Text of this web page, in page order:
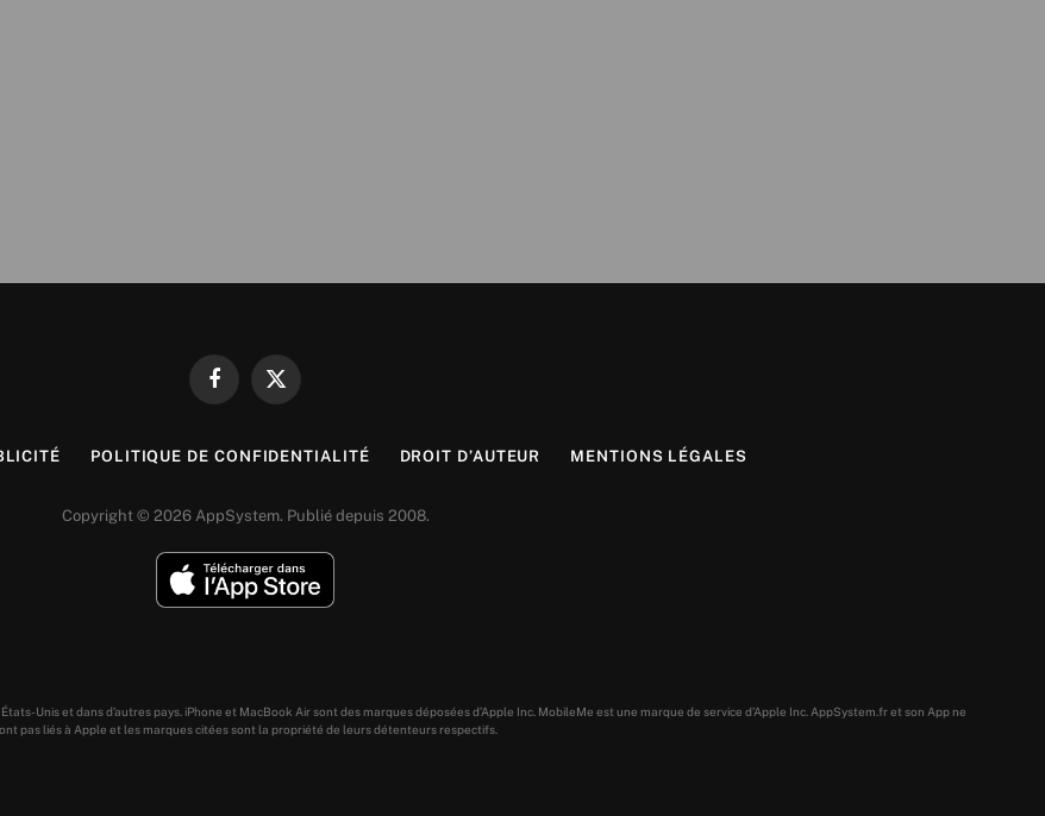
FacebookX
POLITIQUE DE CONFIDENTIALITÉ DROIT D’AUTEUR MENTIONS LÉGALES
Copyright © 2026 AppSystem. Publié depuis 2008.
Unis et dans d’autres pays. iPhone et MacBook Air sont des marques déposées d’Apple Inc. MobileMe est une marque de service d’Apple Inc. AppSystem.fr et son App ne
pas liés à Apple et les marques citées sont la propriété de leurs détenteurs respectifs.